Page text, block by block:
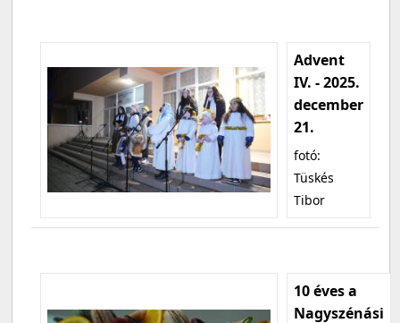
Advent
IV. - 2025.
december
21.
fotó:
Tüskés
Tibor
10 éves a
Nagyszénási